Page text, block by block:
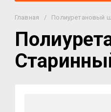
Главная / Полиуретановый